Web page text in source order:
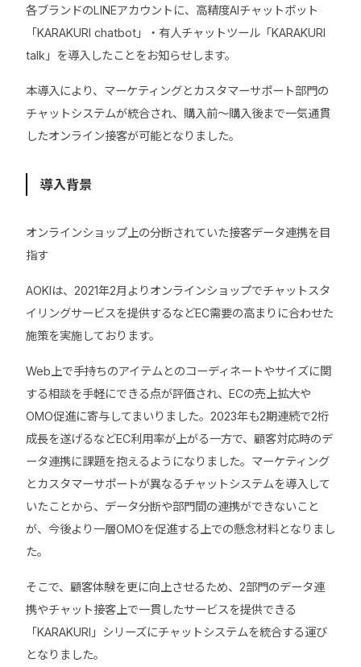
各ブランドのLINEアカウントに、高精度AIチャットボット
「KARAKURI chatbot」・有人チャットツール「KARAKURI
talk」を導入したことをお知らせします。
本導入により、マーケティングとカスタマーサポート部門の
チャットシステムが統合され、購入前～購入後まで一気通貫
したオンライン接客が可能となりました。
導入背景
オンラインショップ上の分断されていた接客データ連携を目
指す
AOKIは、2021年2月よりオンラインショップでチャットスタ
イリングサービスを提供するなどEC需要の高まりに合わせた
施策を実施しております。
Web上で手持ちのアイテムとのコーディネートやサイズに関
する相談を手軽にできる点が評価され、ECの売上拡大や
OMO促進に寄与してまいりました。2023年も2期連続で2桁
成長を遂げるなどEC利用率が上がる一方で、顧客対応時のデ
ータ連携に課題を抱えるようになりました。マーケティング
とカスタマーサポートが異なるチャットシステムを導入して
いたことから、データ分断や部門間の連携ができないこと
が、今後より一層OMOを促進する上での懸念材料となりまし
た。
そこで、顧客体験を更に向上させるため、2部門のデータ連
携やチャット接客上で一貫したサービスを提供できる
「KARAKURI」シリーズにチャットシステムを統合する運び
となりました。